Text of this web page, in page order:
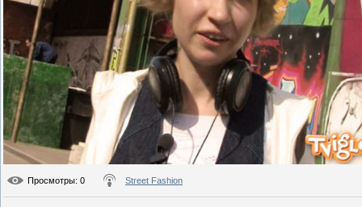
Просмотры: 0 Street Fashion